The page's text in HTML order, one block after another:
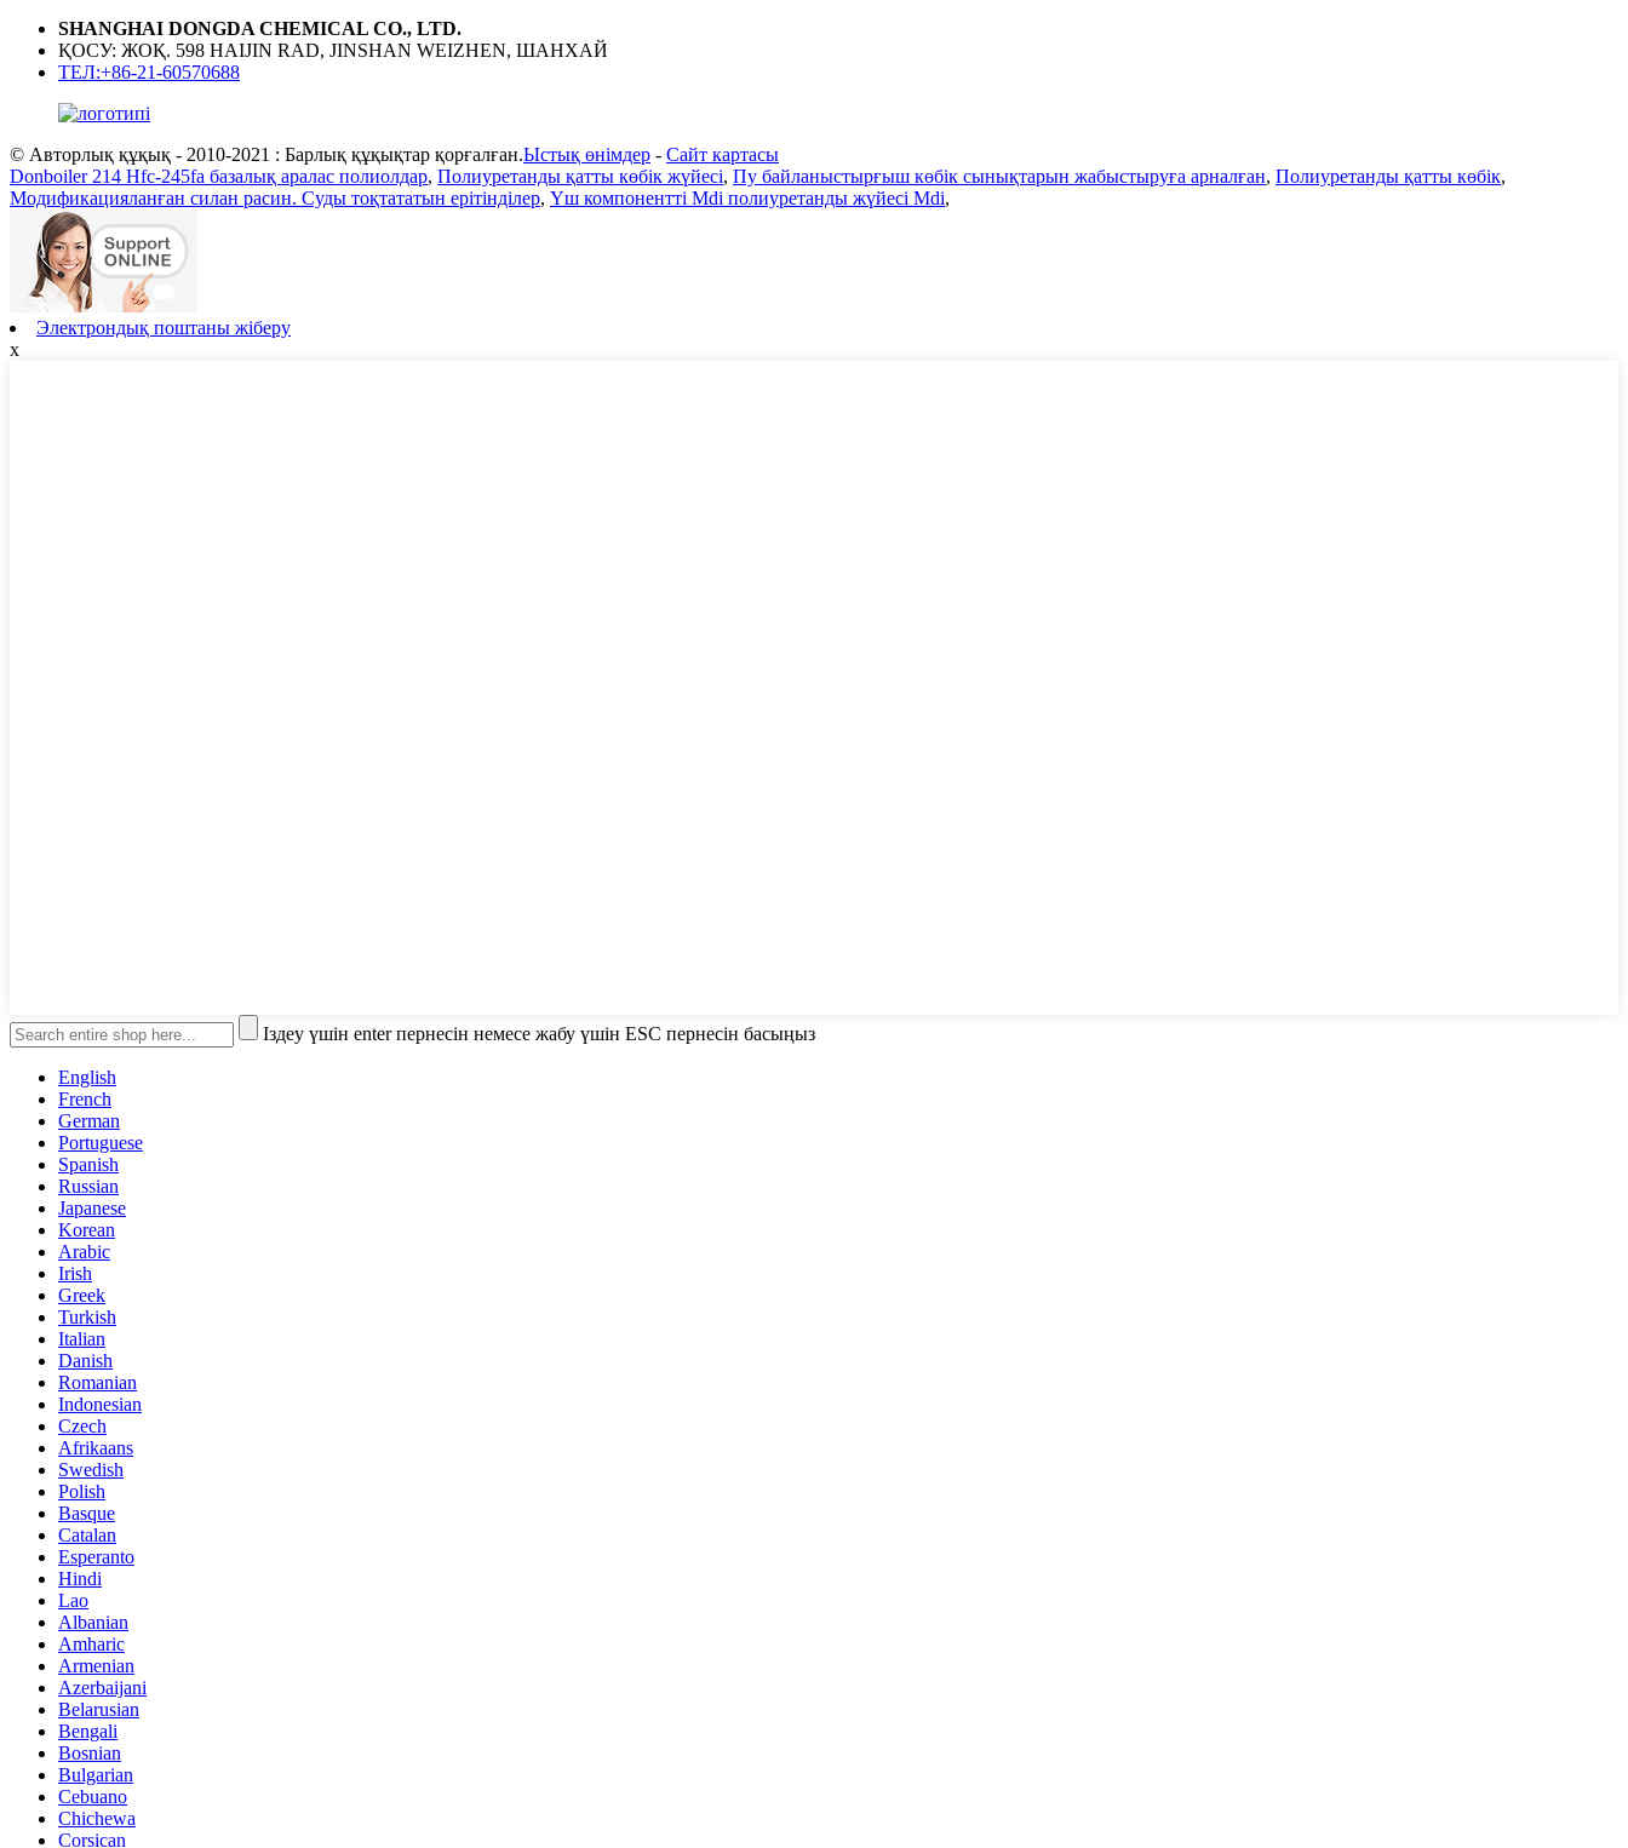
SHANGHAI DONGDA CHEMICAL CO., LTD.
ҚОСУ: ЖОҚ. 598 HAIJIN RAD, JINSHAN WEIZHEN, ШАНХАЙ
ТЕЛ:+86-21-60570688
© Авторлық құқық - 2010-2021 : Барлық құқықтар қорғалған.Ыстық өнімдер - Сайт картасы
Donboiler 214 Hfc-245fa базалық аралас полиолдар, Полиуретанды қатты көбік жүйесі, Пу байланыстырғыш көбік сынықтарын жабыстыруға арналған, Полиуретанды қатты көбік,
Модификацияланған силан расин. Суды тоқтататын ерітінділер, Үш компонентті Mdi полиуретанды жүйесі Mdi,
Электрондық поштаны жіберу
x
Іздеу үшін enter пернесін немесе жабу үшін ESC пернесін басыңыз
English
French
German
Portuguese
Spanish
Russian
Japanese
Korean
Arabic
Irish
Greek
Turkish
Italian
Danish
Romanian
Indonesian
Czech
Afrikaans
Swedish
Polish
Basque
Catalan
Esperanto
Hindi
Lao
Albanian
Amharic
Armenian
Azerbaijani
Belarusian
Bengali
Bosnian
Bulgarian
Cebuano
Chichewa
Corsican